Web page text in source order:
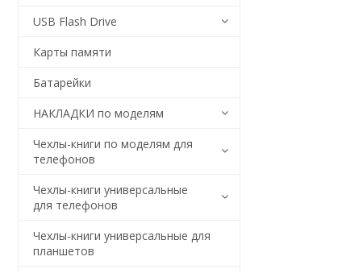
USB Flash Drive
Карты памяти
Батарейки
НАКЛАДКИ по моделям
Чехлы-книги по моделям для
телефонов
Чехлы-книги универсальные
для телефонов
Чехлы-книги универсальные для
планшетов